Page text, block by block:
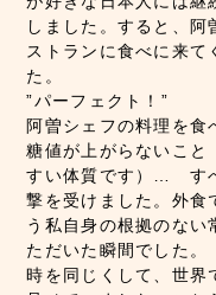
しました。すると、阿
ストランに食べに来て
た。
”パーフェクト！”
阿曽シェフの料理を食
糖値が上がらないこと
すい体質です）… す
撃を受けました。外食
う私自身の根拠のない
ただいた瞬間でした。
時を同じくして、世界